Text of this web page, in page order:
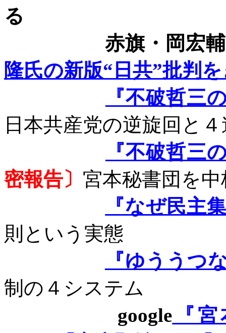
る
赤旗・岡宏輔
隆氏の新版“日共”批判
『不破哲三
日本共産党の逆旋回と
『不破哲三
密報告〕 宮本秘書団を
『なぜ民主
則という実態
『ゆううつ
制の４システム
google 『